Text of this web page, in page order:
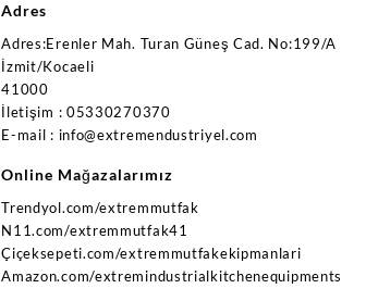
Adres
Adres:Erenler Mah. Turan Güneş Cad. No:199/A
İzmit/Kocaeli
41000
İletişim : 05330270370
E-mail : info@extremendustriyel.com
Online Mağazalarımız
Trendyol.com/extremmutfak
N11.com/extremmutfak41
Çiçeksepeti.com/extremmutfakekipmanlari
Amazon.com/extremindustrialkitchenequipments